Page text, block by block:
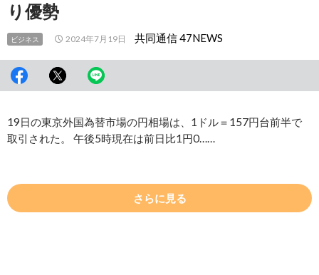
り優勢
ビジネス 2024年7月19日 共同通信 47NEWS
19日の東京外国為替市場の円相場は、1ドル＝157円台前半で
取引された。 午後5時現在は前日比1円0……
さらに見る